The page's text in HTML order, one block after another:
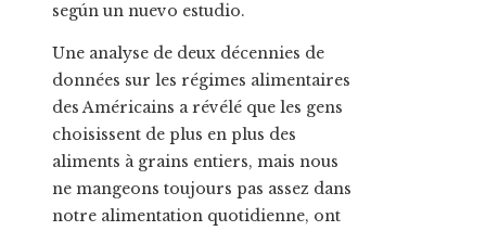
según un nuevo estudio.
Une analyse de deux décennies de
données sur les régimes alimentaires
des Américains a révélé que les gens
choisissent de plus en plus des
aliments à grains entiers, mais nous
ne mangeons toujours pas assez dans
notre alimentation quotidienne, ont